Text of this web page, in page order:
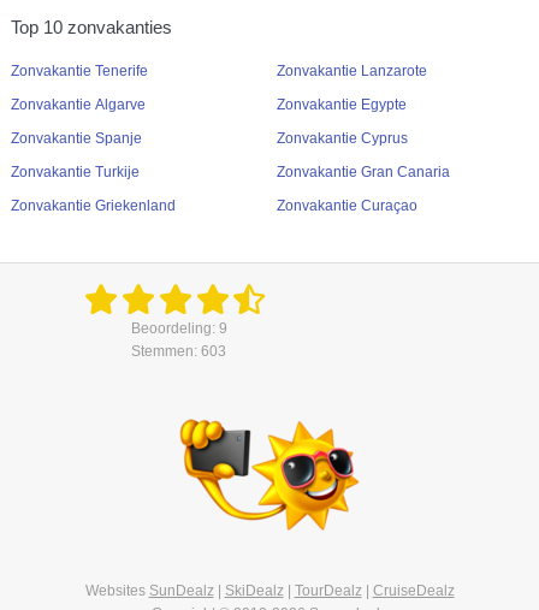
Top 10 zonvakanties
Zonvakantie Tenerife
Zonvakantie Algarve
Zonvakantie Spanje
Zonvakantie Turkije
Zonvakantie Griekenland
Zonvakantie Lanzarote
Zonvakantie Egypte
Zonvakantie Cyprus
Zonvakantie Gran Canaria
Zonvakantie Curaçao
Beoordeling: 9
Stemmen: 603
Websites SunDealz| SkiDealz| TourDealz| CruiseDealz